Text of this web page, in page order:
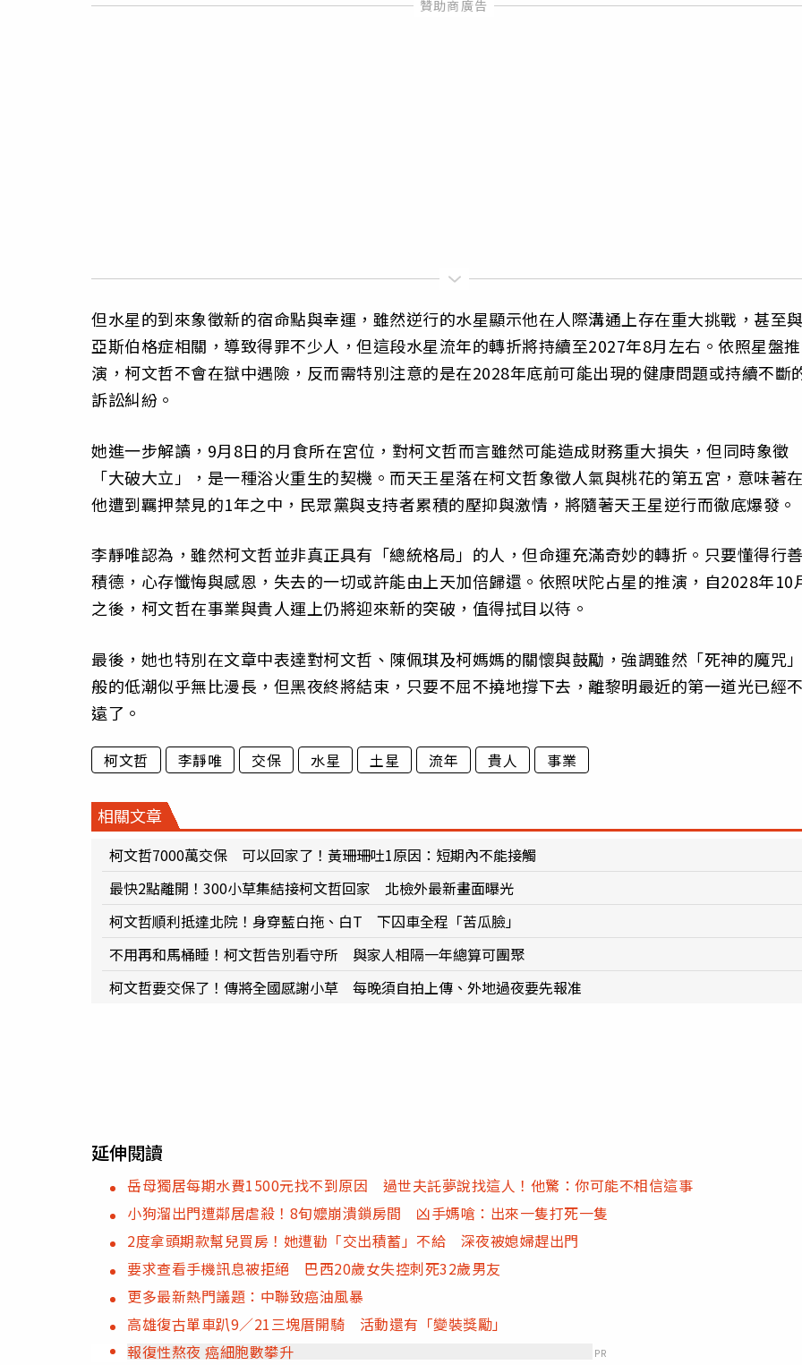
但水星的到來象徵新的宿命點與幸運，雖然逆行的水星顯示他在人際溝通上存在重大挑戰，甚至
亞斯伯格症相關，導致得罪不少人，但這段水星流年的轉折將持續至2027年8月左右。依照星盤推
演，柯文哲不會在獄中遇險，反而需特別注意的是在2028年底前可能出現的健康問題或持續不斷
訴訟糾紛。
她進一步解讀，9月8日的月食所在宮位，對柯文哲而言雖然可能造成財務重大損失，但同時象徵
「大破大立」，是一種浴火重生的契機。而天王星落在柯文哲象徵人氣與桃花的第五宮，意味著
他遭到羈押禁見的1年之中，民眾黨與支持者累積的壓抑與激情，將隨著天王星逆行而徹底爆發。
李靜唯認為，雖然柯文哲並非真正具有「總統格局」的人，但命運充滿奇妙的轉折。只要懂得行
積德，心存懺悔與感恩，失去的一切或許能由上天加倍歸還。依照吠陀占星的推演，自2028年10
之後，柯文哲在事業與貴人運上仍將迎來新的突破，值得拭目以待。
最後，她也特別在文章中表達對柯文哲、陳佩琪及柯媽媽的關懷與鼓勵，強調雖然「死神的魔咒
般的低潮似乎無比漫長，但黑夜終將結束，只要不屈不撓地撐下去，離黎明最近的第一道光已經
遠了。
柯文哲 李靜唯 交保 水星 土星 流年 貴人 事業
相關文章
柯文哲7000萬交保 可以回家了！黃珊珊吐1原因：短期內不能接觸
最快2點離開！300小草集結接柯文哲回家 北檢外最新畫面曝光
柯文哲順利抵達北院！身穿藍白拖、白T 下囚車全程「苦瓜臉」
不用再和馬桶睡！柯文哲告別看守所 與家人相隔一年總算可團聚
柯文哲要交保了！傳將全國感謝小草 每晚須自拍上傳、外地過夜要先報准
延伸閱讀
岳母獨居每期水費1500元找不到原因 過世夫託夢說找這人！他驚：你可能不相信這事
小狗溜出門遭鄰居虐殺！8旬嬤崩潰鎖房間 凶手媽嗆：出來一隻打死一隻
2度拿頭期款幫兒買房！她遭勸「交出積蓄」不給 深夜被媳婦趕出門
要求查看手機訊息被拒絕 巴西20歲女失控刺死32歲男友
更多最新熱門議題：中聯致癌油風暴
高雄復古單車趴9／21三塊厝開騎 活動還有「變裝獎勵」
報復性熬夜 癌細胞數攀升
PR